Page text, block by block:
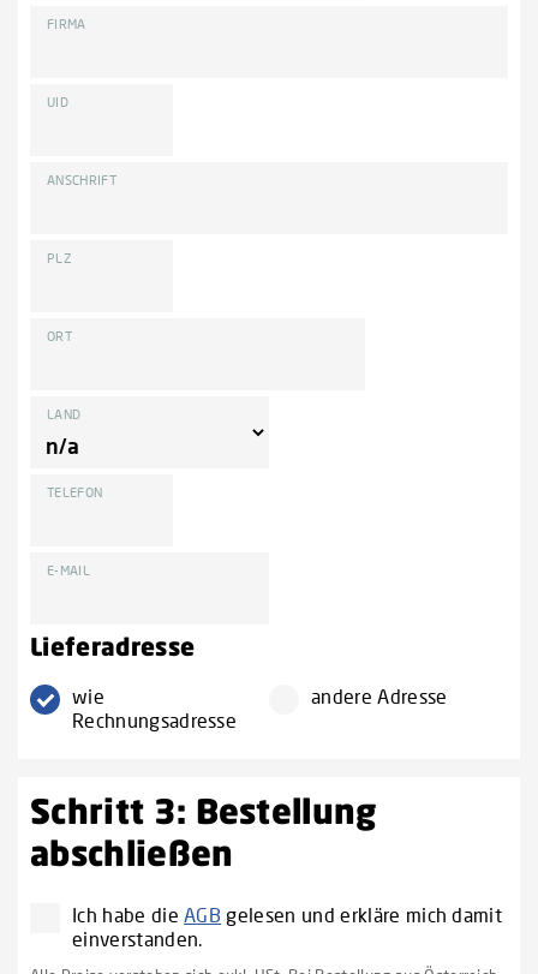
FIRMA
UID
ANSCHRIFT
PLZ
ORT
LAND
TELEFON
E-MAIL
Lieferadresse
wie
Rechnungsadresse
andere Adresse
Schritt 3: Bestellung
abschließen
Ich habe dieAGB gelesen und erkläre mich damit
einverstanden.